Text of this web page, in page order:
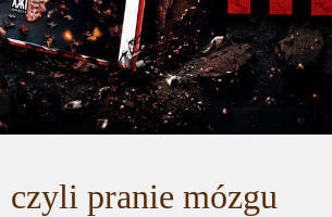
pranie mózgu